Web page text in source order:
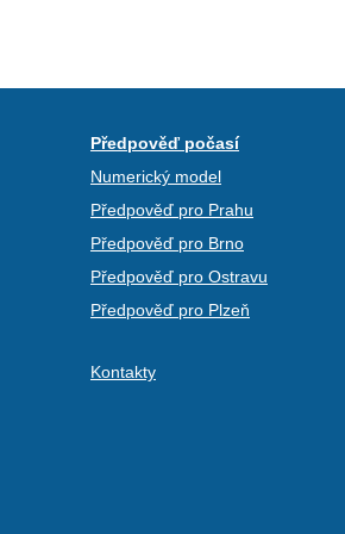
Předpověď počasí
Numerický model
Předpověď pro Prahu
Předpověď pro Brno
Předpověď pro Ostravu
Předpověď pro Plzeň
Kontakty